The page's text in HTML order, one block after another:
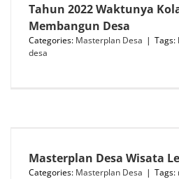
Tahun 2022 Waktunya
Membangun Desa
Categories: Masterplan Desa | Tags:
desa
Masterplan Desa Wisata
Categories: Masterplan Desa | Tags: